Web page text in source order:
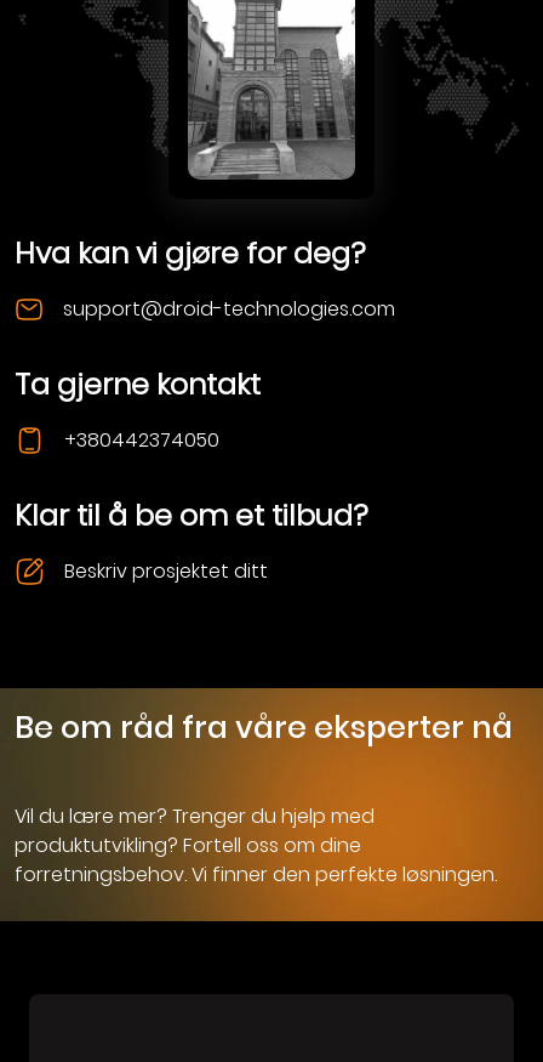
Hva kan vi gjøre for deg?
support@droid-technologies.com
Ta gjerne kontakt
+380442374050
Klar til å be om et tilbud?
Beskriv prosjektet ditt
Be om råd fra våre eksperter nå
Vil du lære mer? Trenger du hjelp med
produktutvikling? Fortell oss om dine
forretningsbehov. Vi finner den perfekte løsningen.